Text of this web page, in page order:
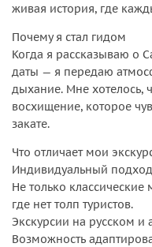
живая история, где
Почему я стал гидом
Когда я рассказываю о
даты — я передаю
дыхание. Мне хотелось,
восхищение, которое
закате.
Что отличает мои
Индивидуальный
Не только
где нет толп туристов.
Экскурсии на русском и
Возможность